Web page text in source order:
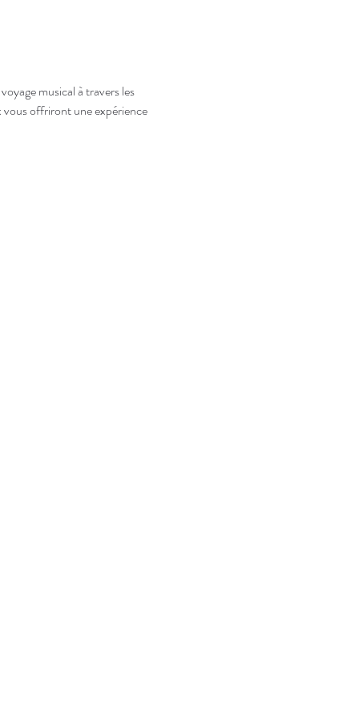
musical à travers les
vous offriront une expérience